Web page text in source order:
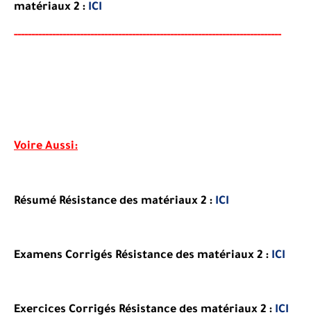
matériaux 2 : ICI
-----------------------------------------------------------------------------
Voire Aussi:
Résumé Résistance des matériaux 2 : ICI
Examens Corrigés Résistance des matériaux 2 : ICI
Exercices Corrigés Résistance des matériaux 2 : ICI